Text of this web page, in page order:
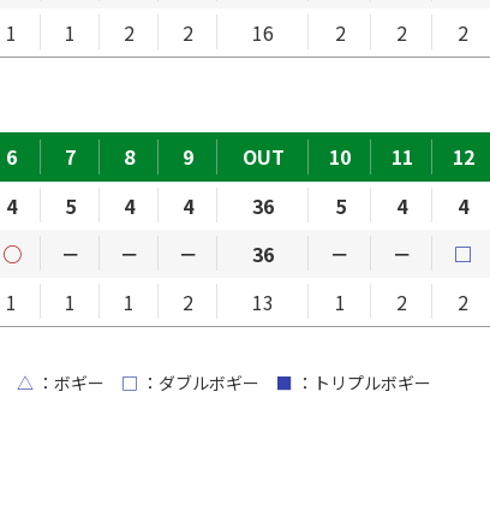
1 1 2 2 16
2
2 2
6 7 8 9
OUT
4 5 4 4
36
○ － － －
36
1 1 1 2 13
10 11 12
5
4 4
－
－ □
1
2 2
△ ：ボギー □ ：ダブルボギー ■ ：トリプルボギー